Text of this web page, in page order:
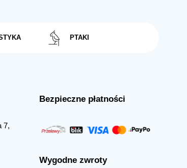
PTAKI
7,
Bezpieczne płatności
Wygodne zwroty